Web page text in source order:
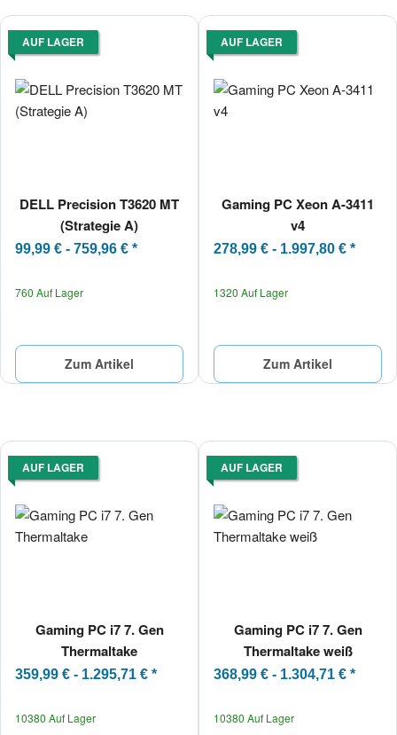
AUF LAGER
DELL Precision T3620 MT
(Strategie A)
99,99 € - 759,96 € *
760 Auf Lager
Zum Artikel
AUF LAGER
Gaming PC Xeon A-3411
v4
278,99 € - 1.997,80 € *
1320 Auf Lager
Zum Artikel
AUF LAGER
Gaming PC i7 7. Gen
Thermaltake
359,99 € - 1.295,71 € *
10380 Auf Lager
AUF LAGER
Gaming PC i7 7. Gen
Thermaltake weiß
368,99 € - 1.304,71 € *
10380 Auf Lager